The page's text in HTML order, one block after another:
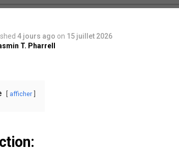
4 jours ago on 15 juillet 2026
T. Pharrell
afficher